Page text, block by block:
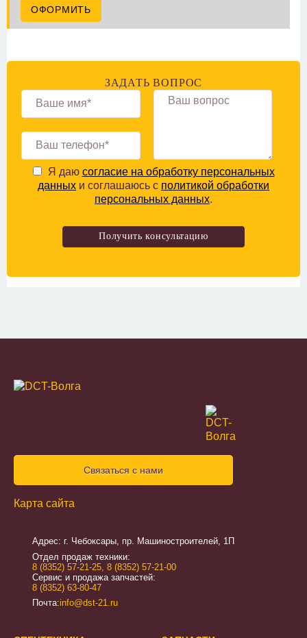
ОФОРМИТЬ
ЗАДАТЬ ВОПРОС
Я даю согласие на обработку персональных
данных и соглашаюсь с политикой обработки
персональных данных.
Связаться с нами
Карта сайта
Адрес: г. Чебоксары, пр. Машиностроителей, 1П
Отдел продаж техники:
8 (8352) 57-21-25 8 (8352) 57-21-00
Сервис и продажа запчастей:
8 (8352) 63-80-47
Почта:info@dst-21.ru